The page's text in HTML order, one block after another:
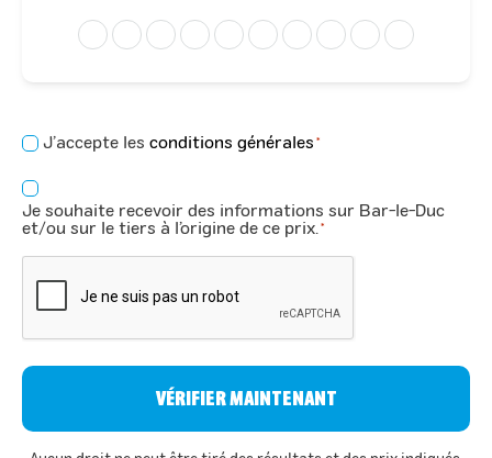
Consentement
J’accepte les conditions générales *
Consentement
*
Je souhaite recevoir des informations sur Bar-le-Duc
et/ou sur le tiers à l’origine de ce prix.*
CAPTCHA